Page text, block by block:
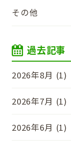
その他
過去記事
2026年8月 (1)
2026年7月 (1)
2026年6月 (1)